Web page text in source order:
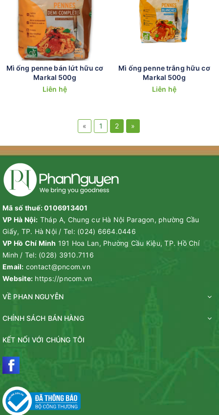
Mì ống penne bán lứt hữu cơ
Markal 500g
Liên hệ
Mì ống penne trắng hữu cơ
Markal 500g
Liên hệ
« 1 2 »
Mã số thuế: 0106913401
VP Hà Nội: Tháp A, Chung cư Hà Nội Paragon, phường Cầu
Giấy, TP. Hà Nội / Tel: (024) 6664.0446
VP Hồ Chí Minh 191 Hoa Lan, Phường Cầu Kiệu, TP. Hồ Chí
Minh / Tel: (028) 3910.7116
Email: contact@pncom.vn
Website: https://pncom.vn
VỀ PHAN NGUYỄN
CHÍNH SÁCH BÁN HÀNG
KẾT NỐI VỚI CHÚNG TÔI